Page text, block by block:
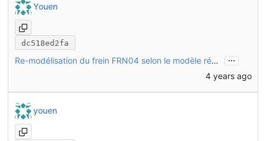
Youen
dc518ed2fa
Re-modélisation du frein FRN04 selon le modèle réel (Avid BB5)
...
4 years ago
youen